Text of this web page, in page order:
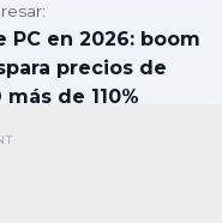
PC en 2026: boom
precios de
más de 110%